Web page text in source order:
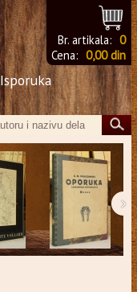
Br. artikala: 0
Cena: 0,00 din
Isporuka
›